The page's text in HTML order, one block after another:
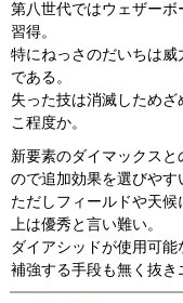
第八世代ではウェザー
習得。
特にねっさのだいちは
である。
失った技は消滅しため
こ程度か。
新要素のダイマックス
ので追加効果を選びやす
ただしフィールドや天
上は優秀と言い難い。
ダイアシッドが使用可
補強する手段も無く抜き